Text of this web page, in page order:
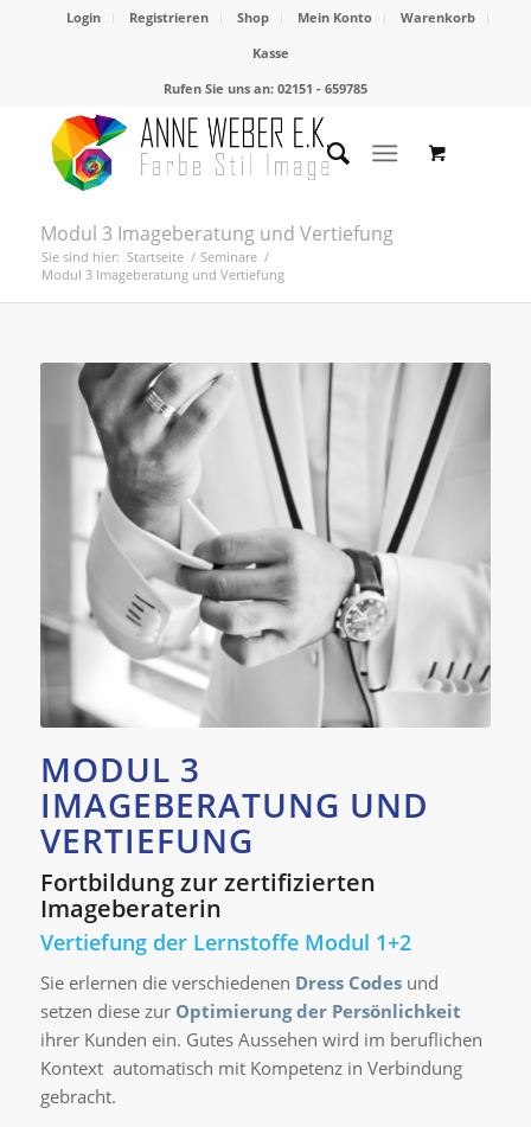
Login Registrieren Shop Mein Konto
Warenkorb
Kasse
Rufen Sie uns an: 02151 - 659785
Modul 3 Imageberatung und Vertiefung
Sie sind hier: Startseite / Seminare /
Modul 3 Imageberatung und Vertiefung
MODUL 3
IMAGEBERATUNG UND
VERTIEFUNG
Fortbildung zur zertifizierten
Imageberaterin
Vertiefung der Lernstoffe Modul 1+2
Sie erlernen die verschiedenen Dress Codesund
setzen diese zur Optimierung der Persönlichkeit
ihrer Kunden ein. Gutes Aussehen wird im beruflichen
Kontext automatisch mit Kompetenz in Verbindung
gebracht.